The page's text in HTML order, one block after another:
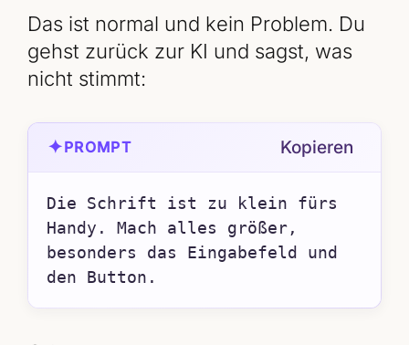
Das ist normal und kein Problem. Du
gehst zurück zur KI und sagst, was
nicht stimmt:
✦PROMPT Kopieren
Die Schrift ist zu klein fürs
Handy. Mach alles größer,
besonders das Eingabefeld und
den Button.